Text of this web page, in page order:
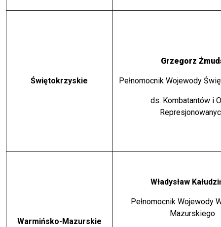
Świętokrzyskie
Grzegorz
Pełnomocnik Wojewody
ds. Kombatantów i
Warmińsko-Mazurskie
Władysław
Pełnomocnik Wojewody
Mazurskiego